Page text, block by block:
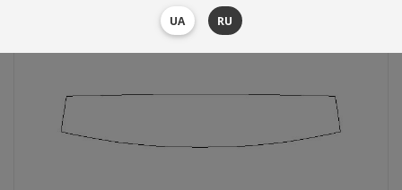
UA RU